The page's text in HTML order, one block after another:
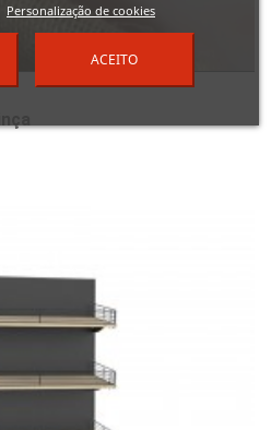
Personalização de cookies
ACEITO